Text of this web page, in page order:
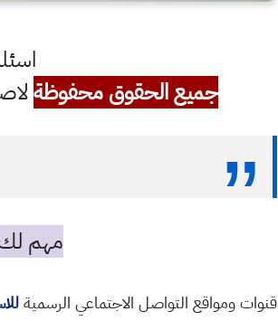
جميع الحقوق محفوظة
مهم لك
قنوات ومواقع التواصل الاجتماعي الرسمية